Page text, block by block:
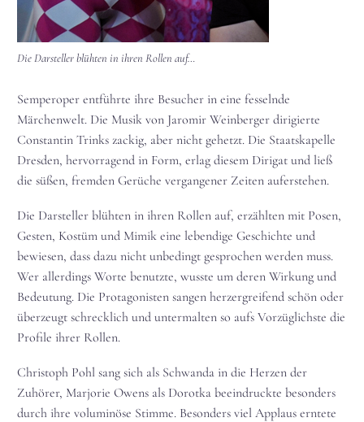
Die Darsteller blühten in ihren Rollen auf…
Semperoper entführte ihre Besucher in eine fesselnde
Märchenwelt. Die Musik von Jaromir Weinberger dirigierte
Constantin Trinks zackig, aber nicht gehetzt. Die Staatskapelle
Dresden, hervorragend in Form, erlag diesem Dirigat und ließ
die süßen, fremden Gerüche vergangener Zeiten auferstehen.
Die Darsteller blühten in ihren Rollen auf, erzählten mit Posen,
Gesten, Kostüm und Mimik eine lebendige Geschichte und
bewiesen, dass dazu nicht unbedingt gesprochen werden muss.
Wer allerdings Worte benutzte, wusste um deren Wirkung und
Bedeutung. Die Protagonisten sangen herzergreifend schön oder
überzeugt schrecklich und untermalten so aufs Vorzüglichste die
Profile ihrer Rollen.
Christoph Pohl sang sich als Schwanda in die Herzen der
Zuhörer, Marjorie Owens als Dorotka beeindruckte besonders
durch ihre voluminöse Stimme. Besonders viel Applaus erntete